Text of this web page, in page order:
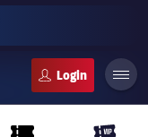
ticket-full ticket-